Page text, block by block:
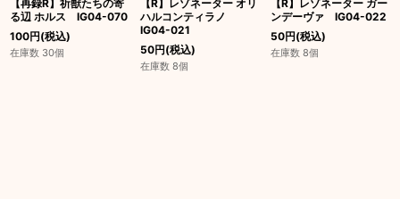
【再録R】祈獣たちの寄
る辺 ホルス IG04-070
100円(税込)
在庫数 30個
【R】レゾネーター オリ
ハルコンティラノ
IG04-021
50円(税込)
在庫数 8個
【R】レゾネーター ガー
ンデーヴァ IG04-022
50円(税込)
在庫数 8個